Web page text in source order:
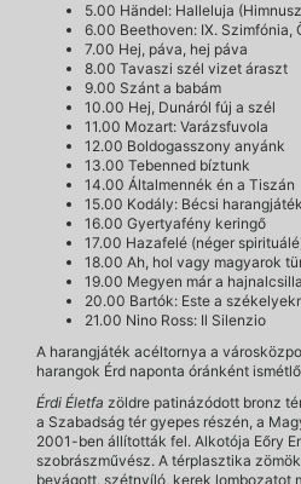
5.00 Händel: Halleluja
6.00 Beethoven: IX. Szimfónia,
7.00 Hej, páva, hej páva
8.00 Tavaszi szél vizet áraszt
9.00 Szánt a babám
10.00 Hej, Dunáról fúj a szél
11.00 Mozart: Varázsfuvola
12.00 Boldogasszony anyánk
13.00 Tebenned bíztunk
14.00 Általmennék én a Tiszán
15.00 Kodály: Bécsi harangjáték
16.00 Gyertyafény keringő
17.00 Hazafelé (néger
18.00 Ah, hol vagy magyarok
19.00 Megyen már a
20.00 Bartók: Este a
21.00 Nino Ross: Il Silenzio
A harangjáték acéltornya a
harangok Érd naponta óránként
Érdi Életfa zöldre patinázódott bronz
a Szabadság tér gyepes részén, a
2001-ben állították fel. Alkotója Eőry
szobrászművész. A térplasztika
bevágott, szétnyíló, kerek lombozatot